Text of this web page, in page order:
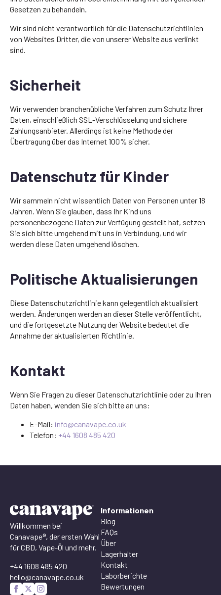
Gesetzen zu behandeln.
Wir sind nicht verantwortlich für die Datenschutzrichtlinien
von Websites Dritter, die von unserer Website aus verlinkt
sind.
Sicherheit
Wir verwenden branchenübliche Verfahren zum Schutz Ihrer
Daten, einschließlich SSL-Verschlüsselung und sichere
Zahlungsanbieter. Allerdings ist keine Methode der
Übertragung über das Internet 100% sicher.
Datenschutz für Kinder
Wir sammeln nicht wissentlich Daten von Personen unter 18
Jahren. Wenn Sie glauben, dass Ihr Kind uns
personenbezogene Daten zur Verfügung gestellt hat, setzen
Sie sich bitte umgehend mit uns in Verbindung, und wir
werden diese Daten umgehend löschen.
Politische Aktualisierungen
Diese Datenschutzrichtlinie kann gelegentlich aktualisiert
werden. Änderungen werden an dieser Stelle veröffentlicht,
und die fortgesetzte Nutzung der Website bedeutet die
Annahme der aktualisierten Richtlinie.
Kontakt
Wenn Sie Fragen zu dieser Datenschutzrichtlinie oder zu Ihren
Daten haben, wenden Sie sich bitte an uns:
E-Mail: info@canavape.co.uk
Telefon: +44 1608 485 420
Willkommen bei
Canavape®, der ersten Wahl
für CBD, Vape-Öl und mehr.
+44 1608 485 420
hello@canavape.co.uk
Informationen
Blog
FAQs
Über
Lagerhalter
Kontakt
Laborberichte
Bewertungen